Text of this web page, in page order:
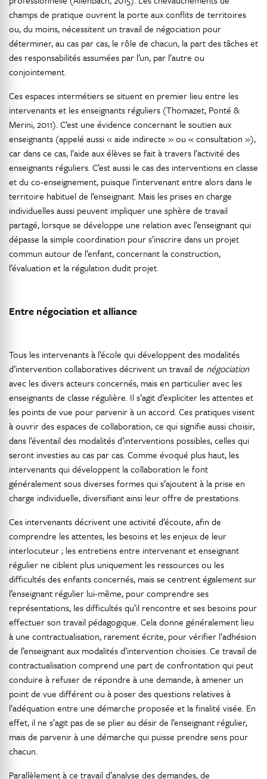
champs de pratique ouvrent la porte aux conflits de territoires
ou, du moins, nécessitent un travail de négociation pour
déterminer, au cas par cas, le rôle de chacun, la part des tâches et
des responsabilités assumées par l’un, par l’autre ou
conjointement.
Ces espaces intermétiers se situent en premier lieu entre les
intervenants et les enseignants réguliers (Thomazet, Ponté &
Merini, 2011). C’est une évidence concernant le soutien aux
enseignants (appelé aussi « aide indirecte » ou « consultation »),
car dans ce cas, l’aide aux élèves se fait à travers l’activité des
enseignants réguliers. C’est aussi le cas des interventions en classe
et du co-enseignement, puisque l’intervenant entre alors dans le
territoire habituel de l’enseignant. Mais les prises en charge
individuelles aussi peuvent impliquer une sphère de travail
partagé, lorsque se développe une relation avec l’enseignant qui
dépasse la simple coordination pour s’inscrire dans un projet
commun autour de l’enfant, concernant la construction,
l’évaluation et la régulation dudit projet.
Entre négociation et alliance
Tous les intervenants à l’école qui développent des modalités
d’intervention collaboratives décrivent un travail de négociation
avec les divers acteurs concernés, mais en particulier avec les
enseignants de classe régulière. Il s’agit d’expliciter les attentes et
les points de vue pour parvenir à un accord. Ces pratiques visent
à ouvrir des espaces de collaboration, ce qui signifie aussi choisir,
dans l’éventail des modalités d’interventions possibles, celles qui
seront investies au cas par cas. Comme évoqué plus haut, les
intervenants qui développent la collaboration le font
généralement sous diverses formes qui s’ajoutent à la prise en
charge individuelle, diversifiant ainsi leur offre de prestations.
Ces intervenants décrivent une activité d’écoute, afin de
comprendre les attentes, les besoins et les enjeux de leur
interlocuteur ; les entretiens entre intervenant et enseignant
régulier ne ciblent plus uniquement les ressources ou les
difficultés des enfants concernés, mais se centrent également sur
l’enseignant régulier lui-même, pour comprendre ses
représentations, les difficultés qu’il rencontre et ses besoins pour
effectuer son travail pédagogique. Cela donne généralement lieu
à une contractualisation, rarement écrite, pour vérifier l’adhésion
de l’enseignant aux modalités d’intervention choisies. Ce travail de
contractualisation comprend une part de confrontation qui peut
conduire à refuser de répondre à une demande, à amener un
point de vue différent ou à poser des questions relatives à
l’adéquation entre une démarche proposée et la finalité visée. En
effet, il ne s’agit pas de se plier au désir de l’enseignant régulier,
mais de parvenir à une démarche qui puisse prendre sens pour
chacun.
Parallèlement à ce travail d’analyse des demandes, de